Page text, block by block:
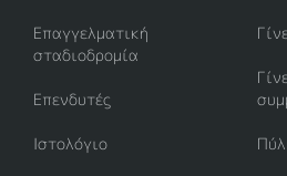
Επαγγελματική
σταδιοδρομία
Επενδυτές
Ιστολόγιο